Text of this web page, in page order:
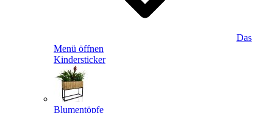
Das
Menü öffnen
Kindersticker
Blumentöpfe